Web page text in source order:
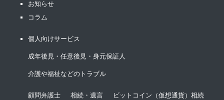
お知らせ
コラム
個人向けサービス
成年後見・任意後見・身元保証人
介護や福祉などのトラブル
顧問弁護士 相続・遺言 ビットコイン（仮想通貨）相続